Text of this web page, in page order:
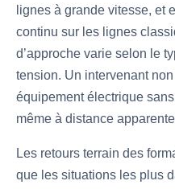
lignes à grande vitesse, et
continu sur les lignes
d’approche varie selon le
tension. Un intervenant
équipement électrique
même à distance
Les retours terrain des
que les situations les plus